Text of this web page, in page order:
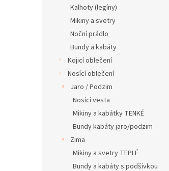
Kalhoty (legíny)
Mikiny a svetry
Noční prádlo
Bundy a kabáty
Kojicí oblečení
Nosící oblečení
Jaro / Podzim
Nosící vesta
Mikiny a kabátky TENKÉ
Bundy kabáty jaro/podzim
Zima
Mikiny a svetry TEPLÉ
Bundy a kabáty s podšívkou